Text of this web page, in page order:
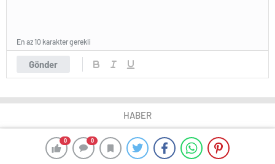
0 0
Gönder
En az 10 karakter gerekli
HABER